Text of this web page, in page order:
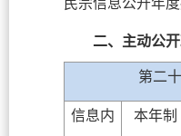
二、主动公
第二
信息内
本年制